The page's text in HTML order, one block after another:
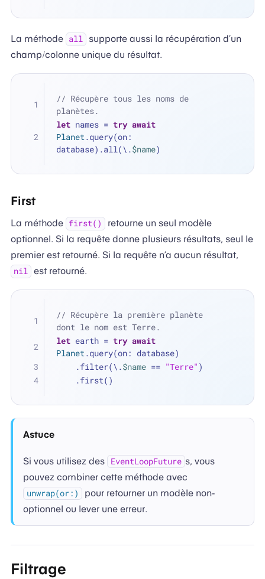
La méthode all
supporte aussi la récupération d’un
champ/colonne unique du résultat.
// Récupère tous les noms de
planètes.
let names = try await
Planet.query(on:
database).all(\.$name)
First
La méthode first()
retourne un seul modèle
optionnel. Si la requête donne plusieurs résultats, seul le
premier est retourné. Si la requête n’a aucun résultat,
nil est retourné.
// Récupère la première planète
dont le nom est Terre.
let earth = try await
Planet.query(on: database)
    .filter(\.
$name == "Terre" )
    .first()
Astuce
Si vous utilisez des EventLoopFuture s, vous
pouvez combiner cette méthode avec
unwrap(or:)
pour retourner un modèle non-
optionnel ou lever une erreur.
Filtrage